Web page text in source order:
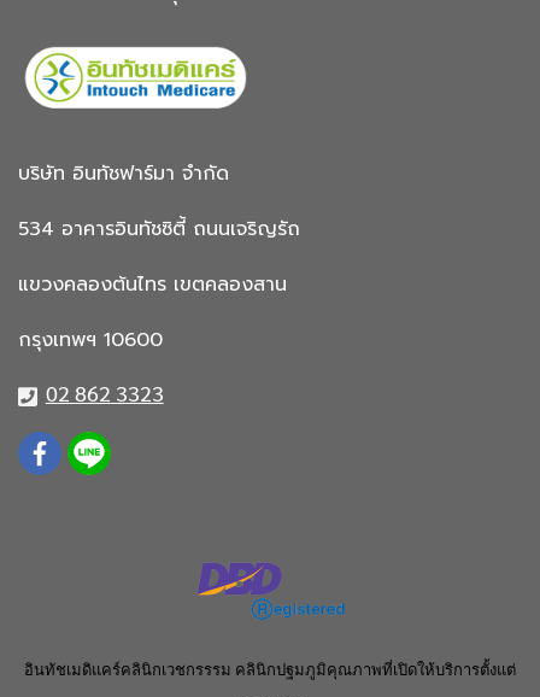
บริษัท อินทัชฟาร์มา จำกัด
534 อาคารอินทัชซิตี้ ถนนเจริญรัถ
แขวงคลองต้นไทร เขตคลองสาน
กรุงเทพฯ 10600
02 862 3323
อินทัชเมดิแคร์คลินิกเวชกรรรม คลินิกปฐมภูมิคุณภาพที่เปิดให้บริการตั้งแต่